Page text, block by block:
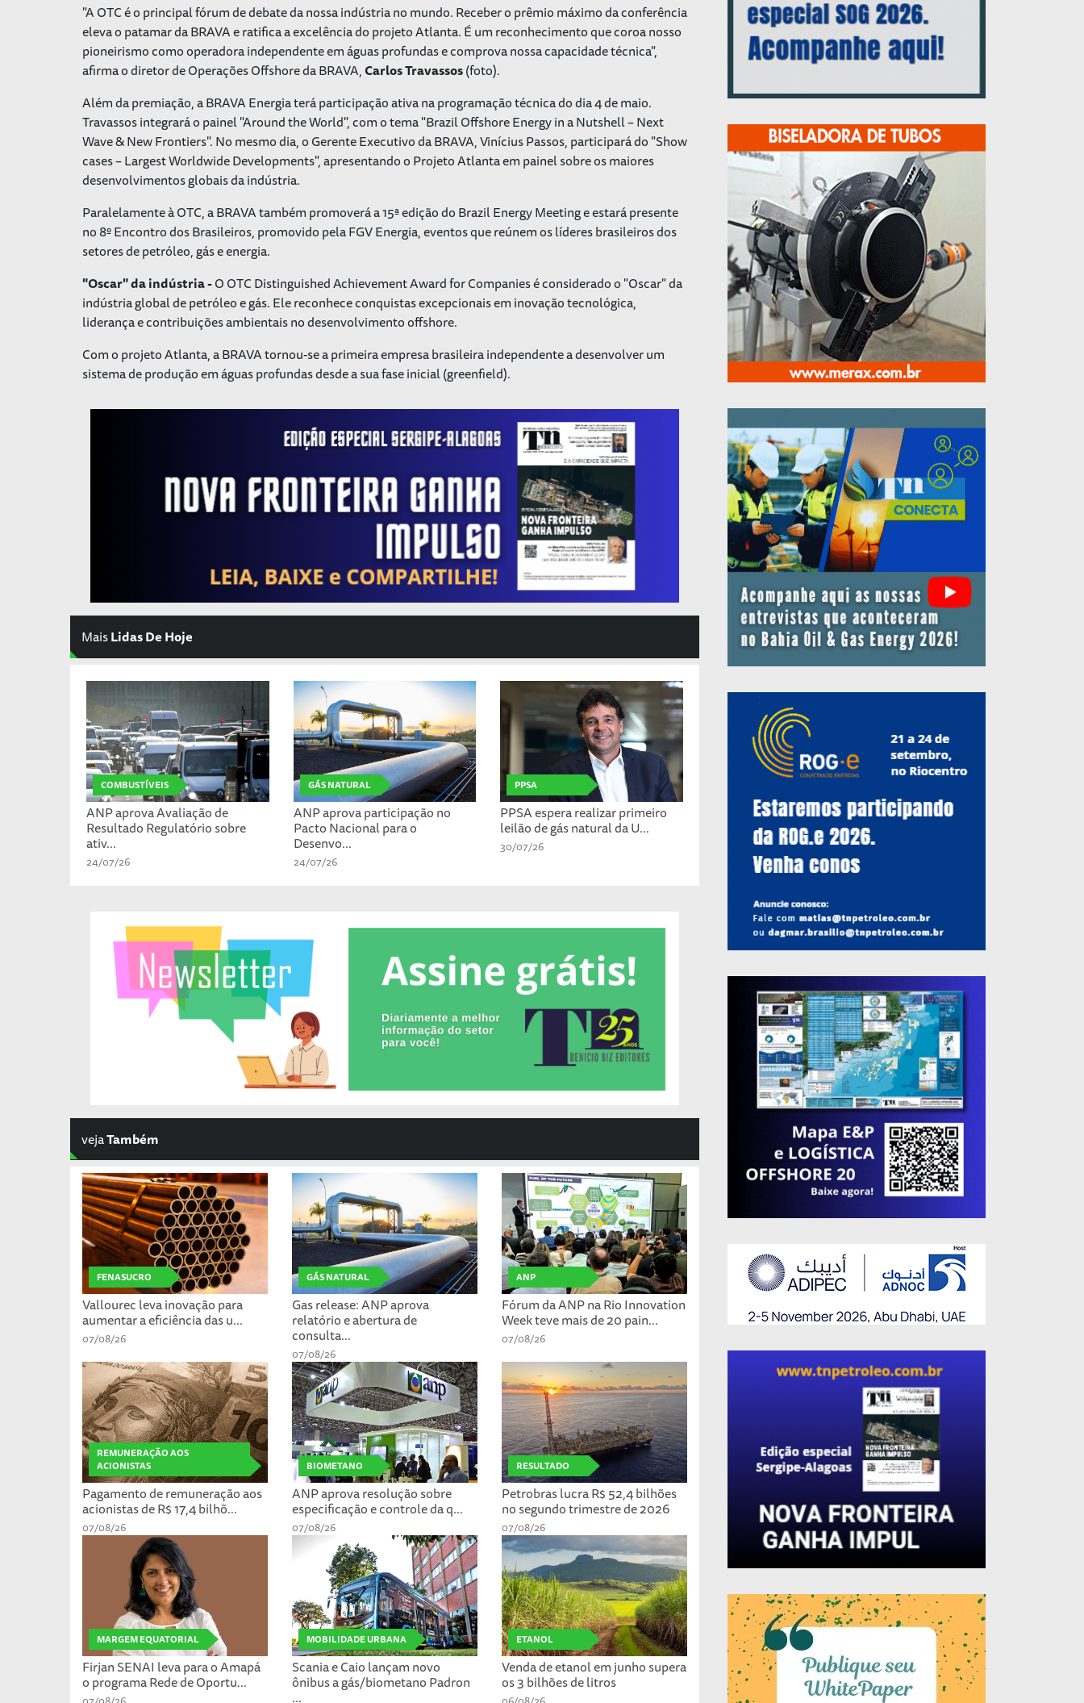
"A OTC é o principal fórum de debate da nossa indústria no mundo. Receber o prêmio máximo da conferência
eleva o patamar da BRAVA e ratifica a excelência do projeto Atlanta. É um reconhecimento que coroa nosso
pioneirismo como operadora independente em águas profundas e comprova nossa capacidade técnica",
afirma o diretor de Operações Offshore da BRAVA,Carlos Travassos(foto).
Além da premiação, a BRAVA Energia terá participação ativa na programação técnica do dia 4 de maio.
Travassos integrará o painel "Around the World", com o tema "Brazil Offshore Energy in a Nutshell – Next
Wave & New Frontiers". No mesmo dia, o Gerente Executivo da BRAVA, Vinícius Passos, participará do "Show
cases – Largest Worldwide Developments", apresentando o Projeto Atlanta em painel sobre os maiores
desenvolvimentos globais da indústria.
Paralelamente à OTC, a BRAVA também promoverá a 15ª edição do Brazil Energy Meeting e estará presente
no 8º Encontro dos Brasileiros, promovido pela FGV Energia, eventos que reúnem os líderes brasileiros dos
setores de petróleo, gás e energia.
"Oscar" da indústria -OOTC Distinguished Achievement Award for Companies é consideradoo "Oscar" da
indústria global de petróleo e gás. Ele reconhece conquistas excepcionais em inovação tecnológica,
liderança e contribuições ambientais no desenvolvimento offshore.
Com o projeto Atlanta, a BRAVA tornou-se a primeira empresa brasileira independente a desenvolver um
sistema de produção em águas profundas desde a sua fase inicial (greenfield).
MaisLidas De Hoje
COMBUSTÍVEIS
ANP aprova Avaliação de
Resultado Regulatório sobre
ativ...
24/07/26
GÁS NATURAL
ANP aprova participação no
Pacto Nacional para o
Desenvo...
24/07/26
PPSA
PPSA espera realizar primeiro
leilão de gás natural da U...
30/07/26
vejaTambém
FENASUCRO
Vallourec leva inovação para
aumentar a eficiência das u...
07/08/26
GÁS NATURAL
Gas release: ANP aprova
relatório e abertura de
consulta...
07/08/26
ANP
Fórum da ANP na Rio Innovation
Week teve mais de 20 pain...
07/08/26
REMUNERAÇÃO AOS
ACIONISTAS
Pagamento de remuneração aos
acionistas de R$ 17,4 bilhõ...
07/08/26
BIOMETANO
ANP aprova resolução sobre
especificação e controle da q...
07/08/26
RESULTADO
Petrobras lucra R$ 52,4 bilhões
no segundo trimestre de 2026
07/08/26
MARGEM EQUATORIAL
Firjan SENAI leva para o Amapá
o programa Rede de Oportu...
MOBILIDADE URBANA
Scania e Caio lançam novo
ônibus a gás/biometano Padron
...
ETANOL
Venda de etanol em junho supera
os 3 bilhões de litros